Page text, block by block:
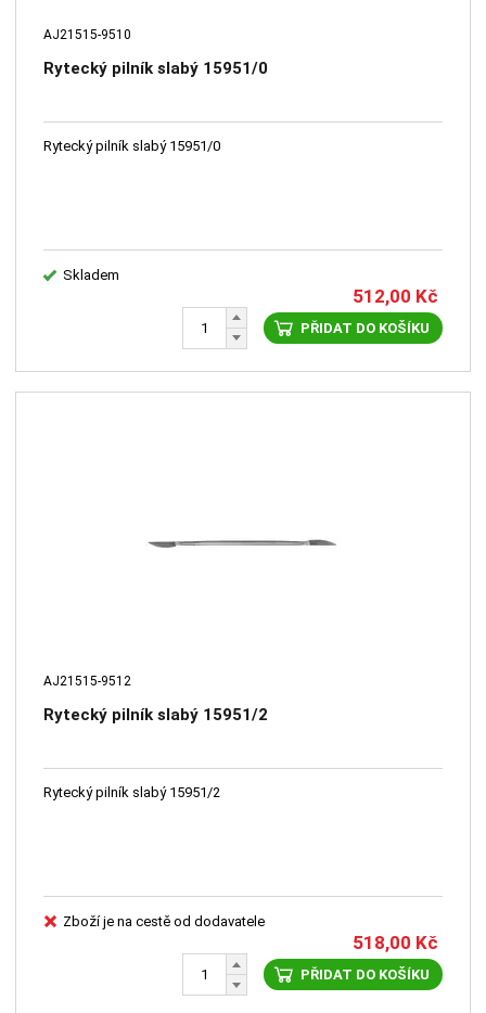
AJ21515-9510
Rytecký pilník slabý 15951/0
Rytecký pilník slabý 15951/0
Skladem
512,00 Kč
PŘIDAT DO KOŠÍKU
AJ21515-9512
Rytecký pilník slabý 15951/2
Rytecký pilník slabý 15951/2
Zboží je na cestě od dodavatele
518,00 Kč
PŘIDAT DO KOŠÍKU